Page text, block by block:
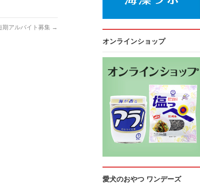
期アルバイト募集 →
オンラインショップ
愛犬のおやつ ワンデーズ